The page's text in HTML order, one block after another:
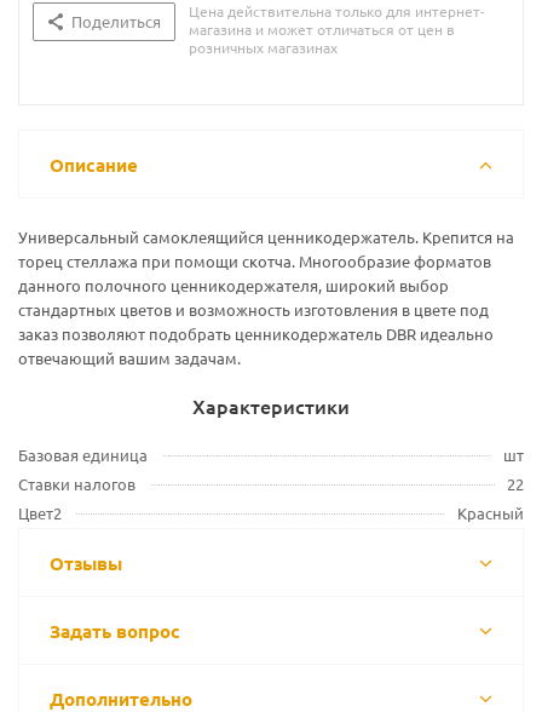
Поделиться
Цена действительна только для интернет-
магазина и может отличаться от цен в
розничных магазинах
Описание
Универсальный самоклеящийся ценникодержатель. Крепится на
торец стеллажа при помощи скотча. Многообразие форматов
данного полочного ценникодержателя, широкий выбор
стандартных цветов и возможность изготовления в цвете под
заказ позволяют подобрать ценникодержатель DBR идеально
отвечающий вашим задачам.
Характеристики
Базовая единица
шт
Ставки налогов
22
Цвет2
Красный
Отзывы
Задать вопрос
Дополнительно